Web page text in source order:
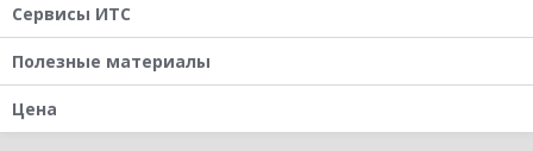
Сервисы ИТС
Полезные материалы
Цена